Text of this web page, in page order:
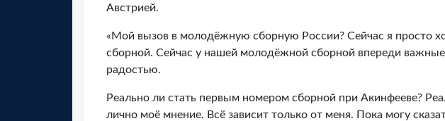
Австрией.
«Мой вызов в молодёжную сборную России? Сейчас я просто
сборной. Сейчас у нашей молодёжной сборной впереди
радостью.
Реально ли стать первым номером сборной при Акинфееве?
лично моё мнение. Всё зависит только от меня. Пока могу